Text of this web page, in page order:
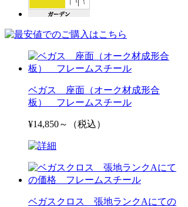
ベガス 座面（オーク材成形合
板） フレームスチール
¥14,850～（税込）
ベガスクロス 張地ランクAにての